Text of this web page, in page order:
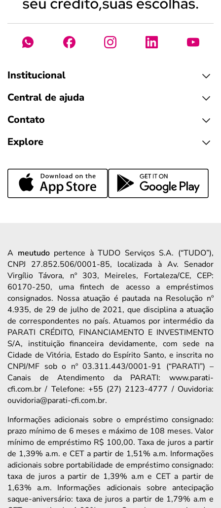
Institucional
Central de ajuda
Contato
Explore
A meutudopertence à TUDO Serviços S.A. (“TUDO”),
CNPJ 27.852.506/0001-85, localizada à Av. Senador
Virgílio Távora, nº 303, Meireles, Fortaleza/CE, CEP:
60170-250, uma fintech de acesso a empréstimos
consignados. Nossa atuação é pautada na Resolução nº
4.935, de 29 de julho de 2021, que disciplina a atuação
de correspondentes no país. Atuamos por intermédio da
PARATI CRÉDITO, FINANCIAMENTO E INVESTIMENTO
S/A, instituição financeira devidamente, com sede na
Cidade de Vitória, Estado do Espírito Santo, e inscrita no
CNPJ/MF sob o nº 03.311.443/0001-91 (“PARATI”) –
Canais de Atendimento da PARATI: www.parati-
cfi.com.br / Telefone: +55 (27) 2123-4777 / Ouvidoria:
ouvidoria@parati-cfi.com.br.
Informações adicionais sobre o empréstimo consignado:
prazo mínimo de 6 meses e máximo de 108 meses. Valor
mínimo de empréstimo R$ 100,00. Taxa de juros a partir
de 1,39% a.m. e CET a partir de 1,51% a.m. Informações
adicionais sobre portabilidade de empréstimo consignado:
taxa de juros a partir de 1,39% a.m e CET a partir de
1,63% a.m. Informações adicionais sobre antecipação
saque-aniversário: taxa de juros a partir de 1,79% a.m e